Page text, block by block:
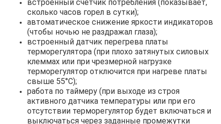
встроенный счетчик потребления (показывает,
сколько часов горел в сутки);
автоматическое снижение яркости индикаторов
(чтобы ночью не раздражал глаза);
встроенный датчик перегрева платы
терморегулятора (при плохо затянутых силовых
клеммах или при чрезмерной нагрузке
терморегулятор отключится при нагреве платы
свыше 55°С);
работа по таймеру (при выходе из строя
активного датчика температуры или при его
отсутствии терморегулятор будет включаться и
выключаться через заданные промежутки